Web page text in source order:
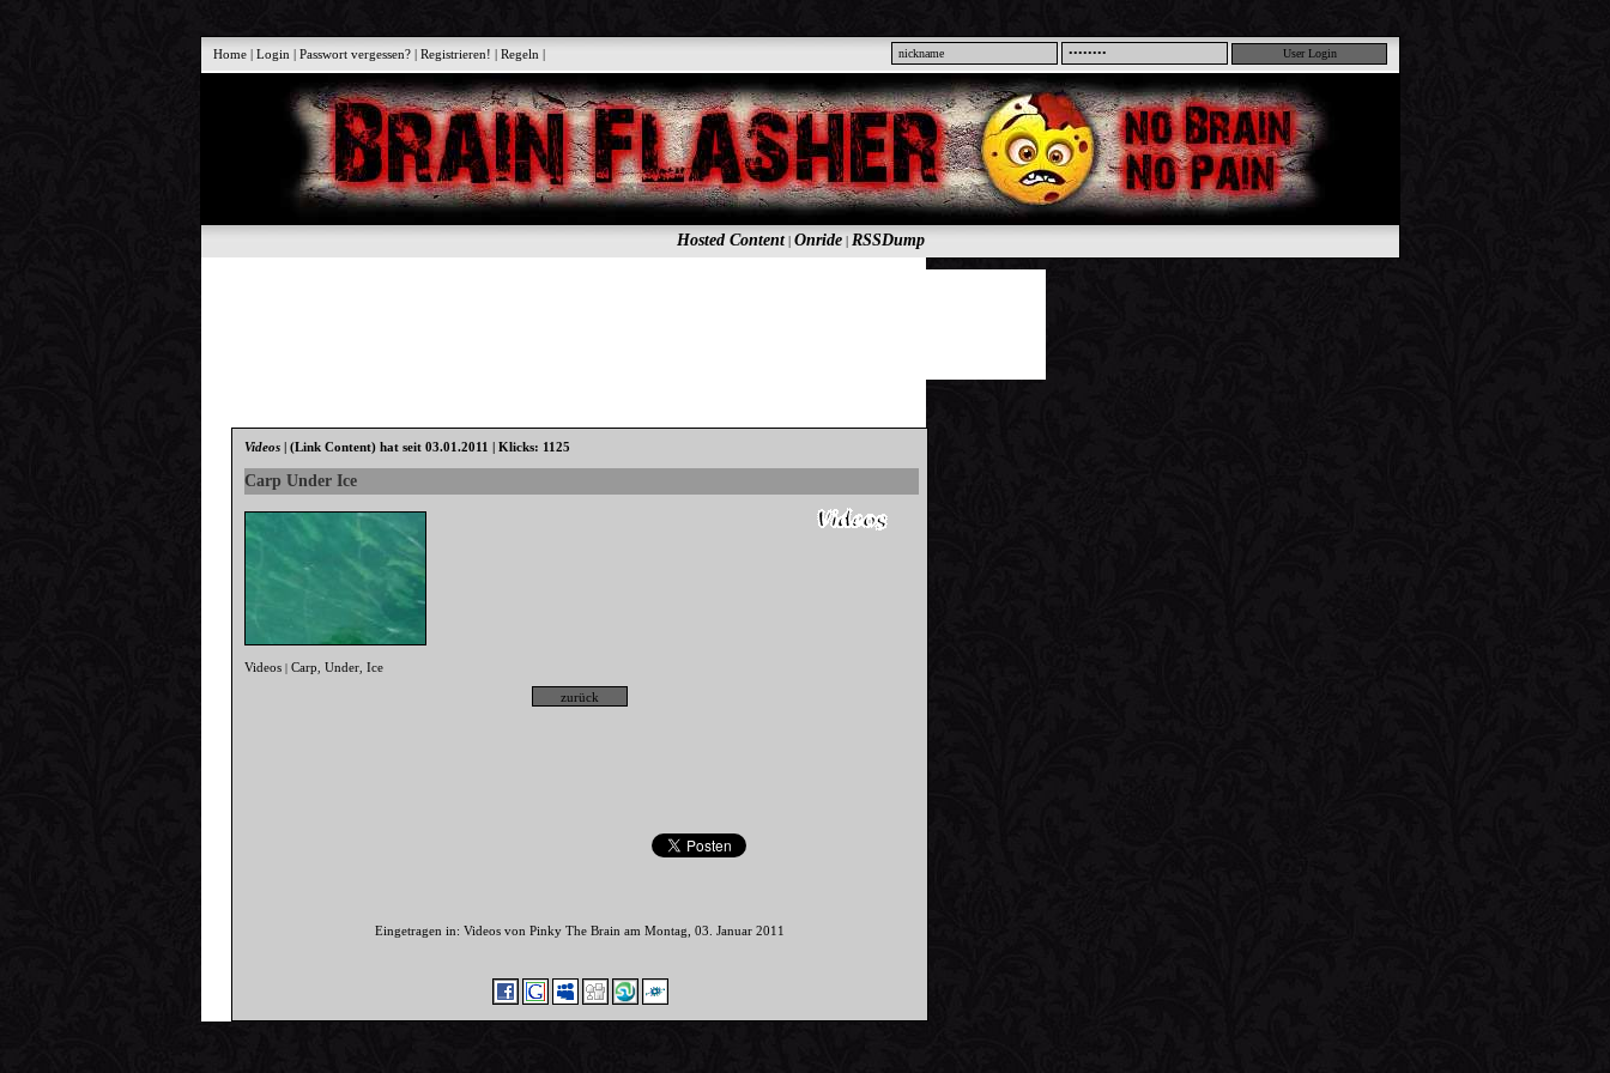
Home |Login |Passwort vergessen? |Registrieren! |Regeln |
Hosted Content| Onride| RSSDump
Videos |(Link Content) hat seit 03.01.2011 | Klicks: 1125
Carp Under Ice
Videos |Carp ,Under ,Ice
Eingetragen in: Videos von Pinky The Brain am Montag, 03. Januar 2011